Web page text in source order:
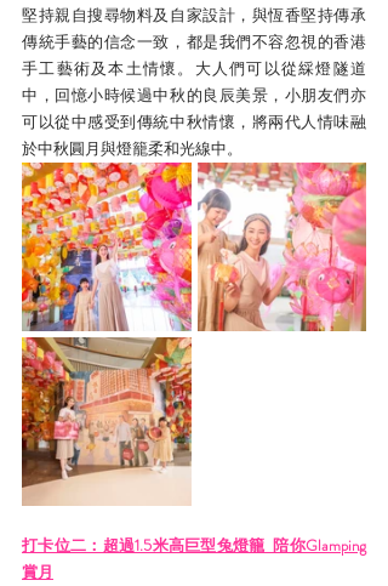
堅持親自搜尋物料及自家設計，與恆香堅持傳承
傳統手藝的信念一致，都是我們不容忽視的香港
手工藝術及本土情懷。大人們可以從綵燈隧道
中，回憶小時候過中秋的良辰美景，小朋友們亦
可以從中感受到傳統中秋情懷，將兩代人情味融
於中秋圓月與燈籠柔和光線中。
打卡位二：超過1.5米高巨型兔燈籠  陪你Glamping
賞月